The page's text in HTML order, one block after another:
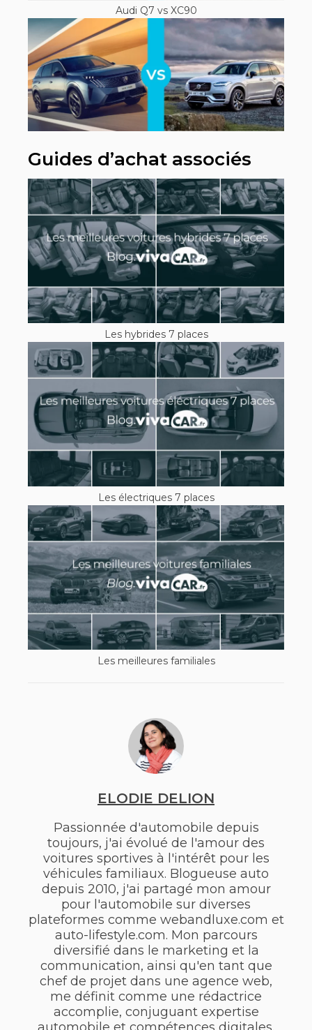
Audi Q7 vs XC90
Guides d’achat associés
Les hybrides 7 places
Les électriques 7 places
Les meilleures familiales
ELODIE DELION
Passionnée d'automobile depuis
toujours, j'ai évolué de l'amour des
voitures sportives à l'intérêt pour les
véhicules familiaux. Blogueuse auto
depuis 2010, j'ai partagé mon amour
pour l'automobile sur diverses
plateformes comme webandluxe.com et
auto-lifestyle.com. Mon parcours
diversifié dans le marketing et la
communication, ainsi qu'en tant que
chef de projet dans une agence web,
me définit comme une rédactrice
accomplie, conjuguant expertise